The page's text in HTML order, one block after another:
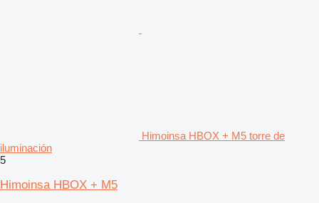
Himoinsa HBOX + M5 torre de
iluminación
5
Himoinsa HBOX + M5